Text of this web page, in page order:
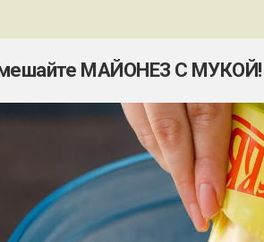
МАЙОНЕЗ С МУКОЙ!